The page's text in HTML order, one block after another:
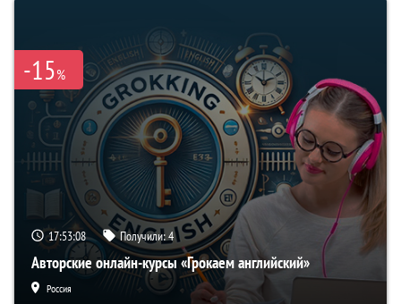
-15%
17:53:08 Получили:4
Авторские онлайн-курсы «Грокаем английский»
Россия